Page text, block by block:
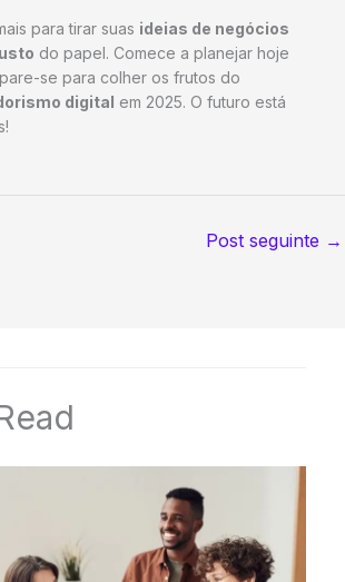
para tirar suas ideias de negócios
do papel. Comece a planejar hoje
se para colher os frutos do
digital em 2025. O futuro está
Post seguinte →